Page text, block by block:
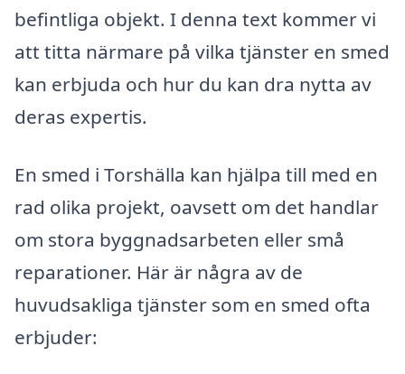
befintliga objekt. I denna text kommer vi
att titta närmare på vilka tjänster en smed
kan erbjuda och hur du kan dra nytta av
deras expertis.
En smed i Torshälla kan hjälpa till med en
rad olika projekt, oavsett om det handlar
om stora byggnadsarbeten eller små
reparationer. Här är några av de
huvudsakliga tjänster som en smed ofta
erbjuder: